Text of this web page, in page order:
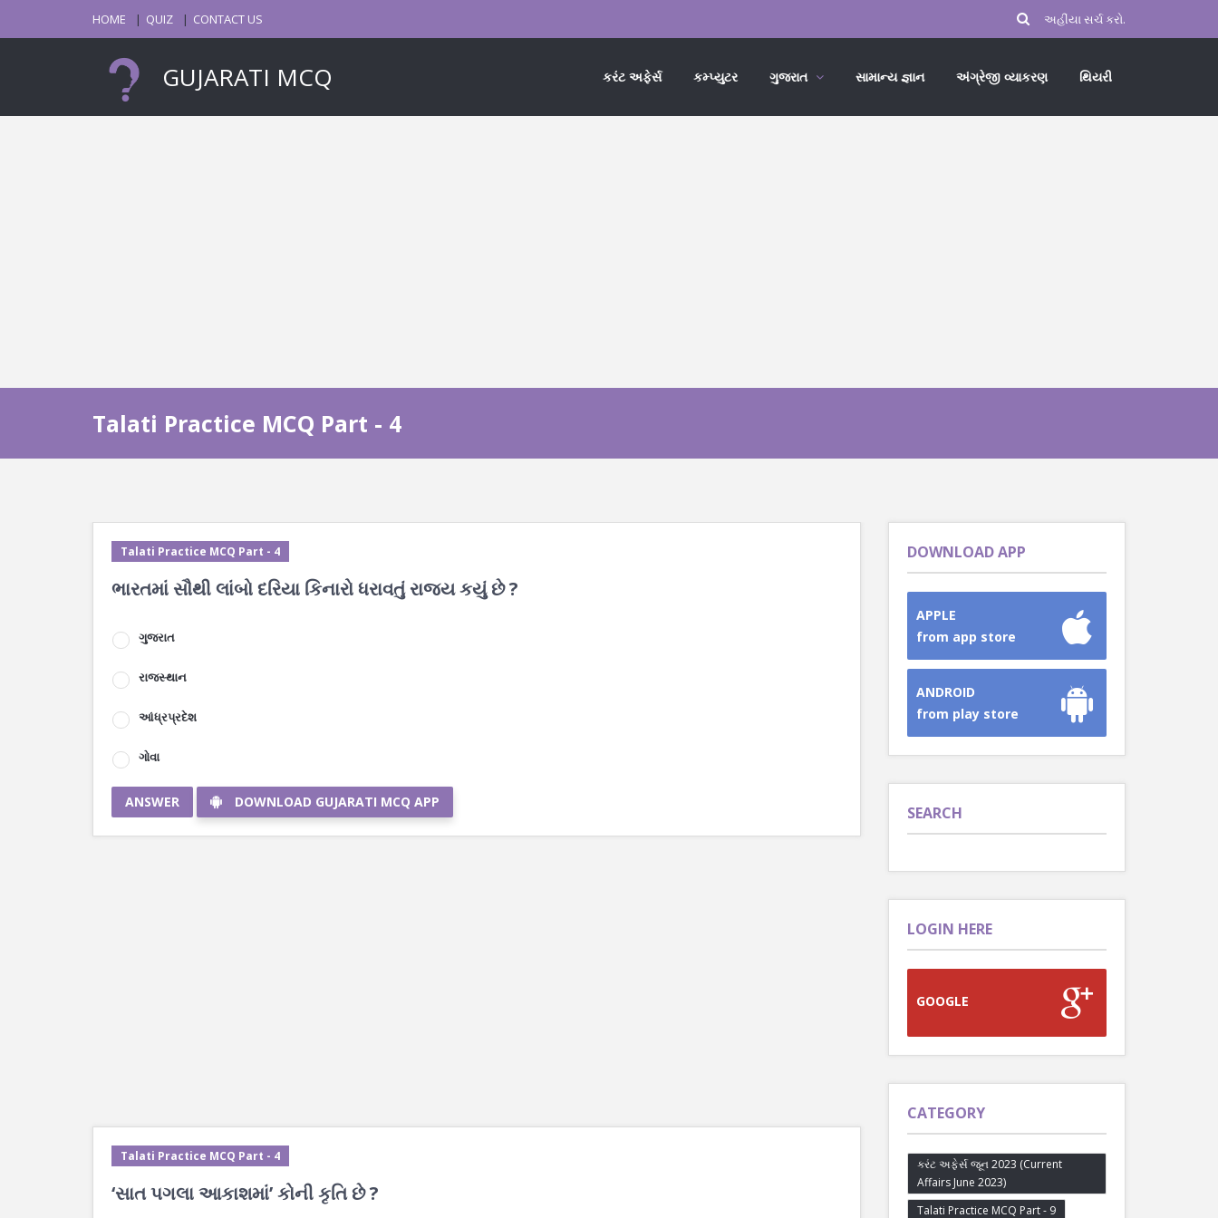
HOME QUIZ CONTACT US
GUJARATI MCQ કરંટ અફેર્સ કમ્પ્યુટર ગુજરાત સામાન્ય જ્ઞાન અંગ્રેજી વ્યાકરણ થિયરી
Talati Practice MCQ Part - 4
Talati Practice MCQ Part - 4
ભારતમાં સૌથી લાંબો દરિયા કિનારો ધરાવતું રાજ્ય કયું છે ?
ગુજરાત
રાજસ્થાન
આંધ્રપ્રદેશ
ગોવા
ANSWER DOWNLOAD GUJARATI MCQ APP
Talati Practice MCQ Part - 4
‘સાત પગલા આકાશમાં’ કોની કૃતિ છે ?
DOWNLOAD APP
APPLE
from app store
ANDROID
from play store
SEARCH
LOGIN HERE
GOOGLE
CATEGORY
કરંટ અફેર્સ જૂન 2023 (Current
Affairs June 2023)
Talati Practice MCQ Part - 9